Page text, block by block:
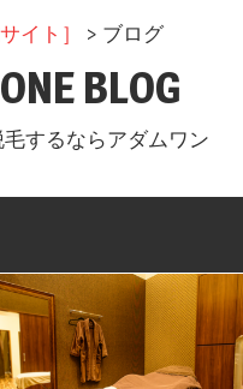
イト］ > ブログ
BLOG
するならアダムワン